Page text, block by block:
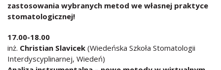
zastosowania wybranych metod we własnej praktyce
stomatologicznej!
17.00-18.00
inż. Christian Slavicek (Wiedeńska Szkoła Stomatologii
Interdyscyplinarnej, Wiedeń)